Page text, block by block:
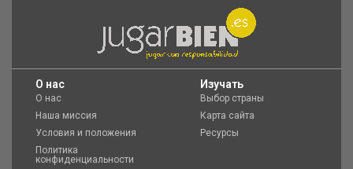
O нас
О нас
Наша миссия
Условия и положения
Политика
конфиденциальности
Изучать
Выбор страны
Карта сайта
Ресурсы